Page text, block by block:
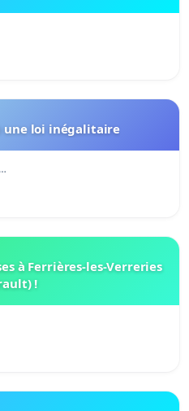
une loi inégalitaire
à Ferrières-les-Verreries
!